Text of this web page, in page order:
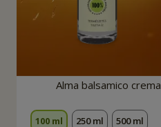
Alma balsamico crema
100 ml 250 ml 500 ml